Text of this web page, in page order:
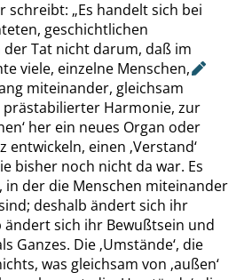
schreibt: „Es handelt sich bei
geschichtlichen
Tat nicht darum, daß im
viele, einzelne Menschen,
miteinander, gleichsam
prästabilierter Harmonie, zur
‘ her ein neues Organ oder
entwickeln, einen ‚Verstand‘
bisher noch nicht da war. Es
in der die Menschen miteinander
deshalb ändert sich ihr
ändert sich ihr Bewußtsein und
Ganzes. Die ‚Umstände‘, die
was gleichsam von ‚außen‘